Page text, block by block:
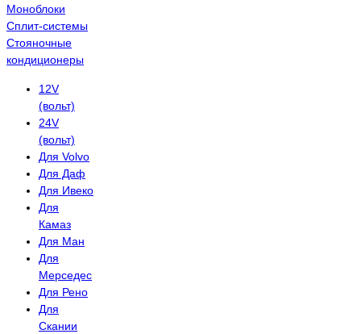
Моноблоки
Сплит-системы
Стояночные
кондиционеры
12V
(вольт)
24V
(вольт)
Для Volvo
Для Даф
Для Ивеко
Для
Камаз
Для Ман
Для
Мерседес
Для Рено
Для
Скании